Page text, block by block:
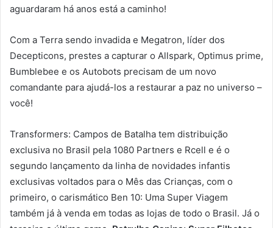
aguardaram há anos está a caminho!
Com a Terra sendo invadida e Megatron, líder dos
Decepticons, prestes a capturar o Allspark, Optimus prime,
Bumblebee e os Autobots precisam de um novo
comandante para ajudá-los a restaurar a paz no universo –
você!
Transformers: Campos de Batalha tem distribuição
exclusiva no Brasil pela 1080 Partners e Rcell e é o
segundo lançamento da linha de novidades infantis
exclusivas voltados para o Mês das Crianças, com o
primeiro, o carismático Ben 10: Uma Super Viagem
também já à venda em todas as lojas de todo o Brasil. Já o